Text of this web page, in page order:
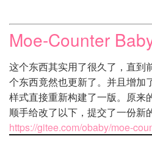
Moe-Counter
这个东西其实用了很久了，直到
个东西竟然也更新了。并且增加
样式直接重新构建了一版。原来
顺手给改了以下，提交了一份新
https://gitee.com/obaby/moe-